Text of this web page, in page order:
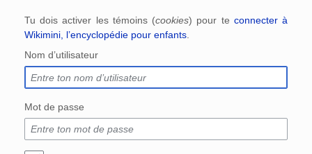
Tu dois activer les témoins (cookies) pour te connecter à
Wikimini, l’encyclopédie pour enfants.
Nom d’utilisateur
Mot de passe